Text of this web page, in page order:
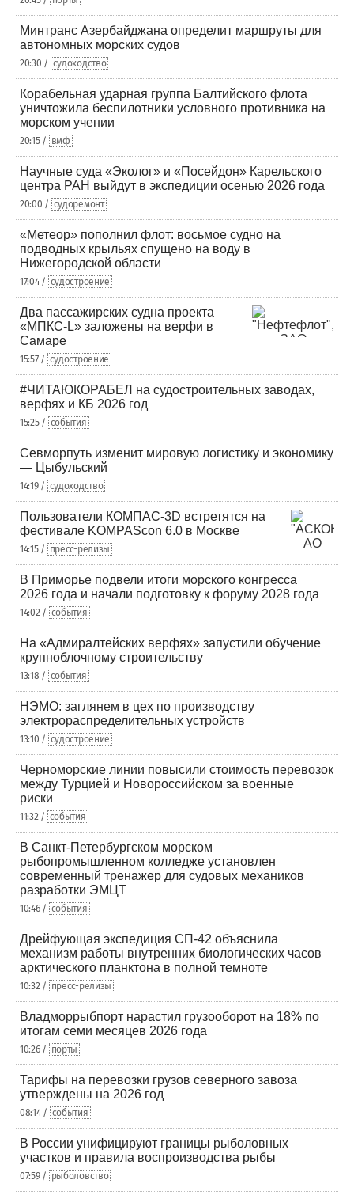
Минтранс Азербайджана определит маршруты для
автономных морских судов
20:30 / судоходство
Корабельная ударная группа Балтийского флота
уничтожила беспилотники условного противника на
морском учении
20:15 / вмф
Научные суда «Эколог» и «Посейдон» Карельского
центра РАН выйдут в экспедиции осенью 2026 года
20:00 / судоремонт
«Метеор» пополнил флот: восьмое судно на
подводных крыльях спущено на воду в
Нижегородской области
17:04 / судостроение
Два пассажирских судна проекта
«МПКС-L» заложены на верфи в
Самаре
15:57 / судостроение
#ЧИТАЮКОРАБЕЛ на судостроительных заводах,
верфях и КБ 2026 год
15:25 / события
Севморпуть изменит мировую логистику и экономику
— Цыбульский
14:19 / судоходство
Пользователи КОМПАС-3D встретятся на
фестивале KOMPAScon 6.0 в Москве
14:15 / пресс-релизы
В Приморье подвели итоги морского конгресса
2026 года и начали подготовку к форуму 2028 года
14:02 / события
На «Адмиралтейских верфях» запустили обучение
крупноблочному строительству
13:18 / события
НЭМО: заглянем в цех по производству
электрораспределительных устройств
13:10 / судостроение
Черноморские линии повысили стоимость перевозок
между Турцией и Новороссийском за военные
риски
11:32 / события
В Санкт-Петербургском морском
рыбопромышленном колледже установлен
современный тренажер для судовых механиков
разработки ЭМЦТ
10:46 / события
Дрейфующая экспедиция СП-42 объяснила
механизм работы внутренних биологических часов
арктического планктона в полной темноте
10:32 / пресс-релизы
Владморрыбпорт нарастил грузооборот на 18% по
итогам семи месяцев 2026 года
10:26 / порты
Тарифы на перевозки грузов северного завоза
утверждены на 2026 год
08:14 / события
В России унифицируют границы рыболовных
участков и правила воспроизводства рыбы
07:59 / рыболовство